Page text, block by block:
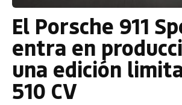
El Porsche 911
entra en
una edición
510 CV